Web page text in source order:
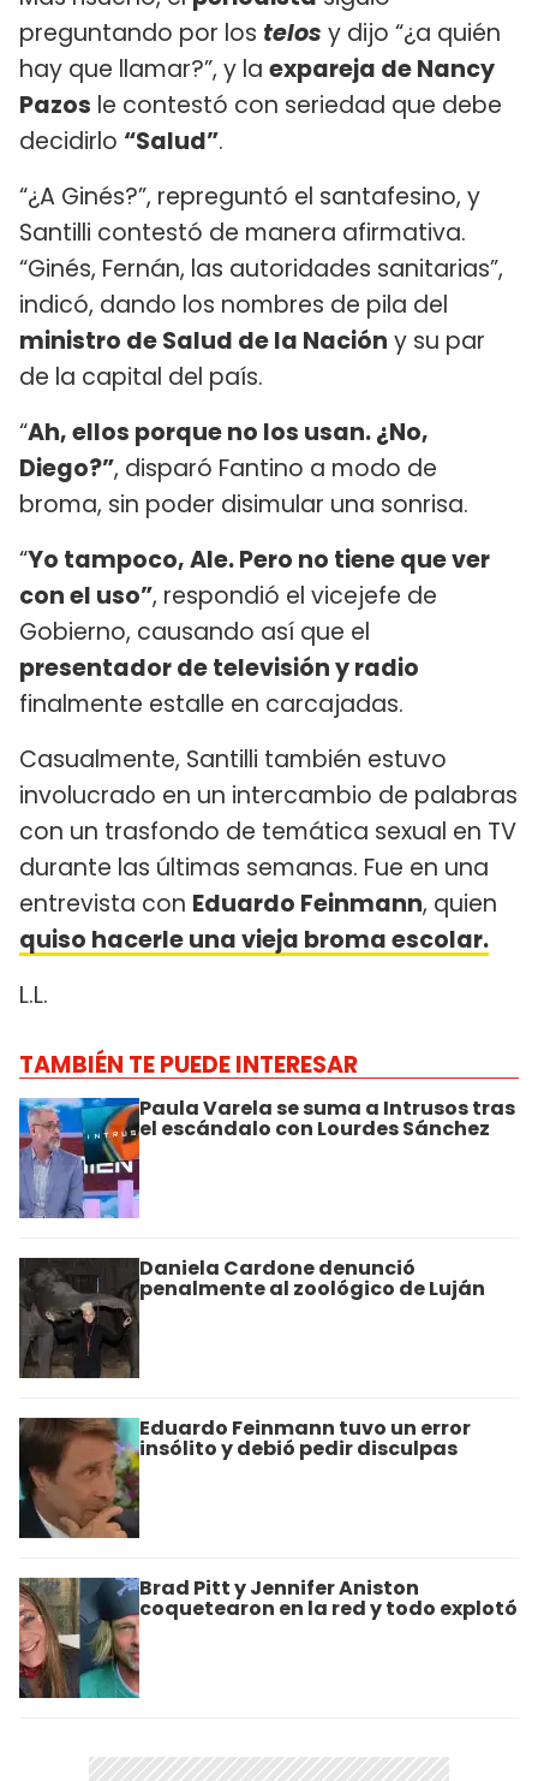
preguntando por los telos y dijo “¿a quién
hay que llamar?”, y la expareja de Nancy
Pazos le contestó con seriedad que debe
decidirlo “Salud”.
“¿A Ginés?”, repreguntó el santafesino, y
Santilli contestó de manera afirmativa.
“Ginés, Fernán, las autoridades sanitarias”,
indicó, dando los nombres de pila del
ministro de Salud de la Nación y su par
de la capital del país.
“Ah, ellos porque no los usan. ¿No,
Diego?”, disparó Fantino a modo de
broma, sin poder disimular una sonrisa.
“Yo tampoco, Ale. Pero no tiene que ver
con el uso”, respondió el vicejefe de
Gobierno, causando así que el
presentador de televisión y radio
finalmente estalle en carcajadas.
Casualmente, Santilli también estuvo
involucrado en un intercambio de palabras
con un trasfondo de temática sexual en TV
durante las últimas semanas. Fue en una
entrevista con Eduardo Feinmann, quien
quiso hacerle una vieja broma escolar.
L.L.
TAMBIÉN TE PUEDE INTERESAR
Paula Varela se suma a Intrusos tras
el escándalo con Lourdes Sánchez
Daniela Cardone denunció
penalmente al zoológico de Luján
Eduardo Feinmann tuvo un error
insólito y debió pedir disculpas
Brad Pitt y Jennifer Aniston
coquetearon en la red y todo explotó